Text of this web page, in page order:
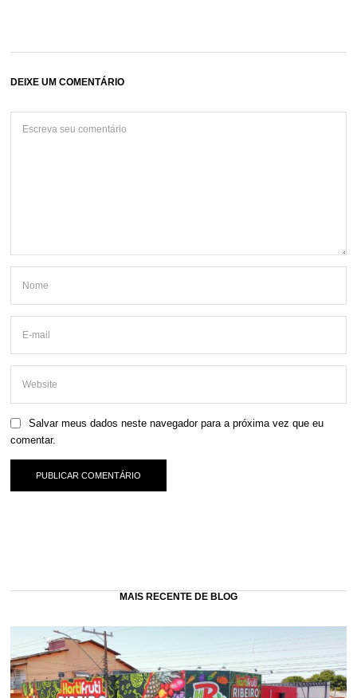
DEIXE UM COMENTÁRIO
Salvar meus dados neste navegador para a próxima vez que eu
comentar.
MAIS RECENTE DE BLOG